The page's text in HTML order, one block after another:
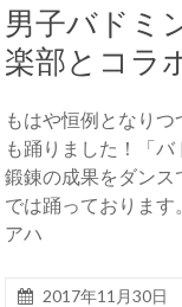
男子バドミ
楽部とコラ
もはや恒例となり
も踊りました！「
鍛錬の成果をダン
では踊っておりま
アハ
2017年11月30日